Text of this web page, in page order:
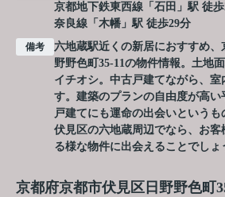
京都地下鉄東西線 「 石田 」駅 徒
奈良線 「 木幡 」駅 徒歩29分
備考
六地蔵駅近くの新居におすすめ、
野野色町35-11の物件情報。土地
イチオシ。中古戸建てながら、
す。建築のプランの自由度が高
戸建てにも運命の出会いという
伏見区の六地蔵周辺でなら、お
る様な物件に出会えることでしょ
京都府京都市伏見区日野野色町